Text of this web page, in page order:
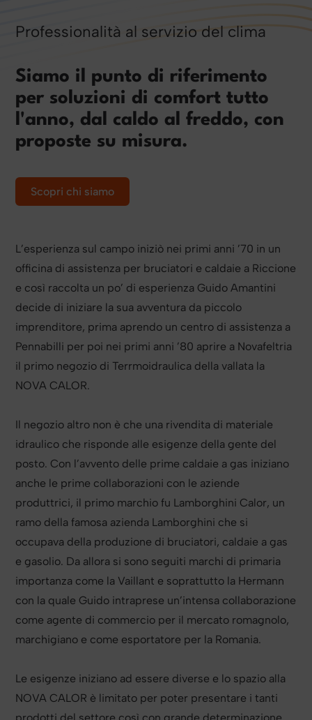
Professionalità al servizio del clima
Siamo il punto di riferimento
per soluzioni di comfort tutto
l'anno, dal caldo al freddo, con
proposte su misura.
Scopri chi siamo
L’esperienza sul campo iniziò nei primi anni ’70 in un
officina di assistenza per bruciatori e caldaie a Riccione
e così raccolta un po’ di esperienza Guido Amantini
decide di iniziare la sua avventura da piccolo
imprenditore, prima aprendo un centro di assistenza a
Pennabilli per poi nei primi anni ’80 aprire a Novafeltria
il primo negozio di Terrmoidraulica della vallata la
NOVA CALOR.
Il negozio altro non è che una rivendita di materiale
idraulico che risponde alle esigenze della gente del
posto. Con l’avvento delle prime caldaie a gas iniziano
anche le prime collaborazioni con le aziende
produttrici, il primo marchio fu Lamborghini Calor, un
ramo della famosa azienda Lamborghini che si
occupava della produzione di bruciatori, caldaie a gas
e gasolio. Da allora si sono seguiti marchi di primaria
importanza come la Vaillant e soprattutto la Hermann
con la quale Guido intraprese un’intensa collaborazione
come agente di commercio per il mercato romagnolo,
marchigiano e come esportatore per la Romania.
Le esigenze iniziano ad essere diverse e lo spazio alla
NOVA CALOR è limitato per poter presentare i tanti